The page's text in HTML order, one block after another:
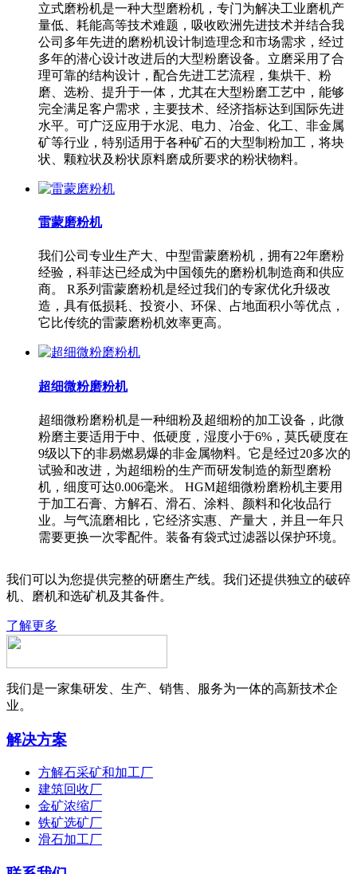
立式磨粉机是一种大型磨粉机，专门为解决工业磨机产
量低、耗能高等技术难题，吸收欧洲先进技术并结合我
公司多年先进的磨粉机设计制造理念和市场需求，经过
多年的潜心设计改进后的大型粉磨设备。立磨采用了合
理可靠的结构设计，配合先进工艺流程，集烘干、粉
磨、选粉、提升于一体，尤其在大型粉磨工艺中，能够
完全满足客户需求，主要技术、经济指标达到国际先进
水平。可广泛应用于水泥、电力、冶金、化工、非金属
矿等行业，特别适用于各种矿石的大型制粉加工，将块
状、颗粒状及粉状原料磨成所要求的粉状物料。
雷蒙磨粉机
我们公司专业生产大、中型雷蒙磨粉机，拥有22年磨粉
经验，科菲达已经成为中国领先的磨粉机制造商和供应
商。 R系列雷蒙磨粉机是经过我们的专家优化升级改
造，具有低损耗、投资小、环保、占地面积小等优点，
它比传统的雷蒙磨粉机效率更高。
超细微粉磨粉机
超细微粉磨粉机是一种细粉及超细粉的加工设备，此微
粉磨主要适用于中、低硬度，湿度小于6%，莫氏硬度在
9级以下的非易燃易爆的非金属物料。它是经过20多次的
试验和改进，为超细粉的生产而研发制造的新型磨粉
机，细度可达0.006毫米。 HGM超细微粉磨粉机主要用
于加工石膏、方解石、滑石、涂料、颜料和化妆品行
业。与气流磨相比，它经济实惠、产量大，并且一年只
需要更换一次零配件。装备有袋式过滤器以保护环境。
我们可以为您提供完整的研磨生产线。我们还提供独立的破碎
机、磨机和选矿机及其备件。
了解更多
我们是一家集研发、生产、销售、服务为一体的高新技术企
业。
解决方案
方解石采矿和加工厂
建筑回收厂
金矿浓缩厂
铁矿选矿厂
滑石加工厂